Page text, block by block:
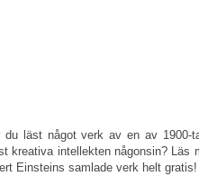
du läst något verk av en av 1900-
kreativa intellekten någonsin? Läs
Einsteins samlade verk helt gratis!